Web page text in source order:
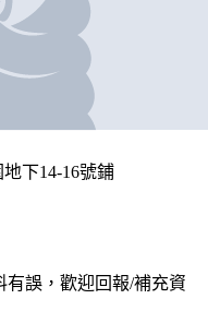
下14-16號鋪
有誤，歡迎回報/補充資